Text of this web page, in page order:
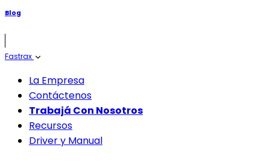
Blog
Fastrax
La Empresa
Contáctenos
Trabajá Con Nosotros
Recursos
Driver y Manual